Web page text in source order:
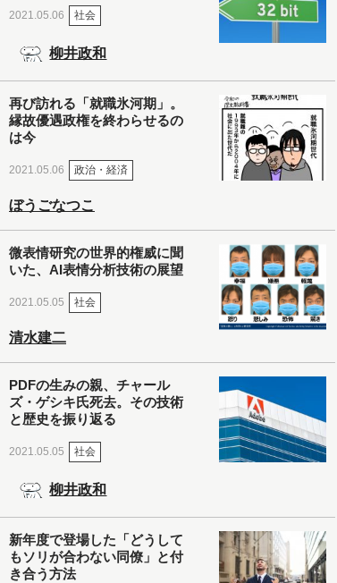
2021.05.06 社会
柳井政和
再び訪れる「就職氷河期」。
縁故優遇政権を終わらせるの
は今
2021.05.06 政治・経済
ぼうごなつこ
微表情研究の世界的権威に聞
いた、AI表情分析技術の展望
2021.05.05 社会
清水建二
PDFの生みの親、チャール
ズ・ゲシキ氏死去。その技術
と歴史を振り返る
2021.05.05 社会
柳井政和
新年度で登場した「どうして
もソリが合わない同僚」と付
き合う方法